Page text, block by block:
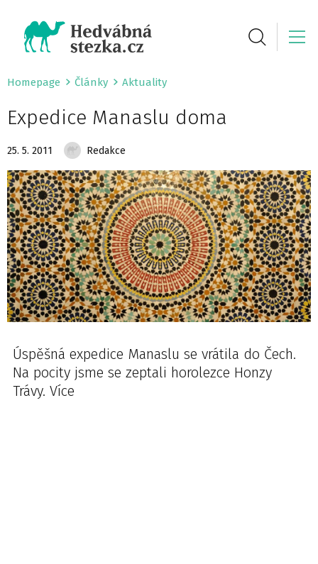
Homepage Články Aktuality
Expedice Manaslu doma
25. 5. 2011 Redakce
Úspěšná expedice Manaslu se vrátila do Čech.
Na pocity jsme se zeptali horolezce Honzy
Trávy. Více